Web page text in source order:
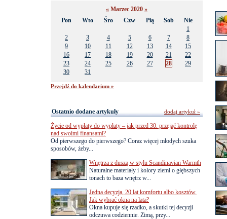
« Marzec 2020 »
Pon
Wto Śro Czw Pią Sob
Nie
1
2
3 4 5 6 7
8
9
10 11 12 13 14
15
16
17 18 19 20 21
22
23
24 25 26 27 28
29
30
31
Przejdź do kalendarium »
Ostatnio dodane artykuły
Życie od wypłaty do wypłaty – jak przed 30. przejąć kontrolę
nad swoimi finansami?
Od pierwszego do pierwszego? Coraz więcej młodych szuka
sposobów, żeby...
Wnętrza z duszą w stylu Scandinavian Warmth
Naturalne materiały i kolory ziemi o głębszych
tonach to baza wnętrz w...
Jedna decyzja, 20 lat komfortu albo kosztów.
Jak wybrać okna na lata?
Okna kupuje się rzadko, a skutki tej decyzji
odczuwa codziennie. Zimą, przy...
dodaj artykuł »